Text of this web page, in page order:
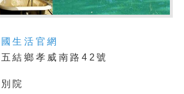
生活官網
結鄉孝威南路42號
院